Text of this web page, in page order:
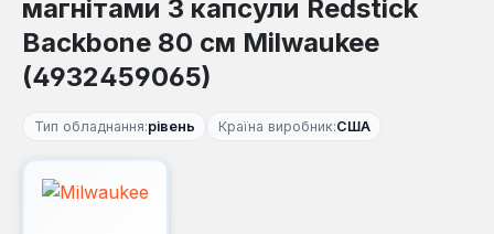
магнітами 3 капсули Redstick
Backbone 80 см Milwaukee
(4932459065)
Тип обладнання:рівень Країна виробник:США